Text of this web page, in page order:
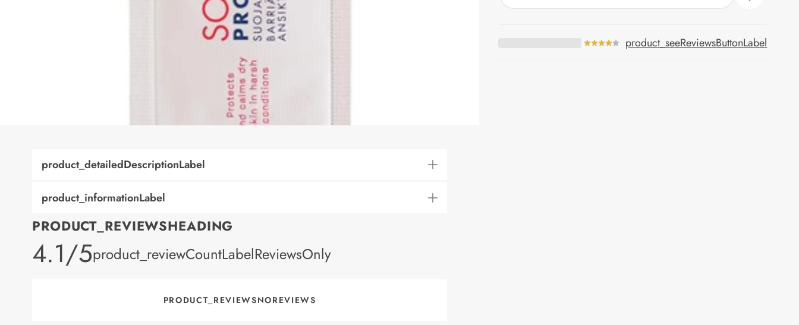
product_seeReviewsButtonLabel
product_detailedDescriptionLabel
product_informationLabel
PRODUCT_REVIEWSHEADING
product_rating
4.1/5product_reviewCountLabelReviewsOnly
PRODUCT_REVIEWSNOREVIEWS